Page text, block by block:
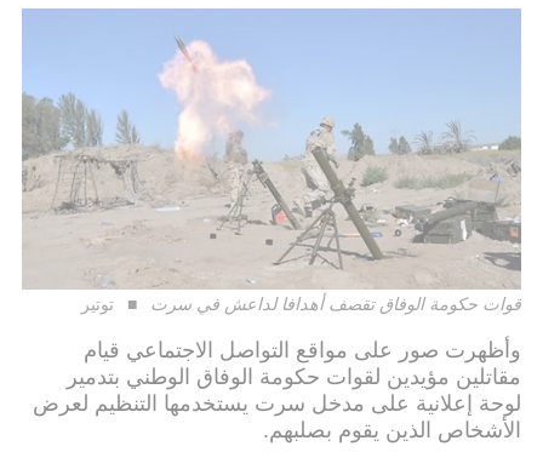
قوات حكومة الوفاق تقصف أهدافا لداعش في سرت توتير
وأظهرت صور على مواقع التواصل الاجتماعي قيام
مقاتلين مؤيدين لقوات حكومة الوفاق الوطني بتدمير
لوحة إعلانية على مدخل سرت يستخدمها التنظيم لعرض
الأشخاص الذين يقوم بصلبهم.